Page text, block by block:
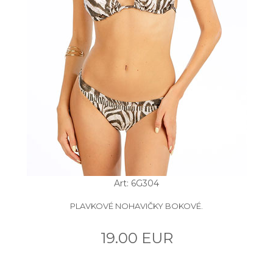
Art: 6G304
PLAVKOVÉ NOHAVIČKY BOKOVÉ.
19.00 EUR